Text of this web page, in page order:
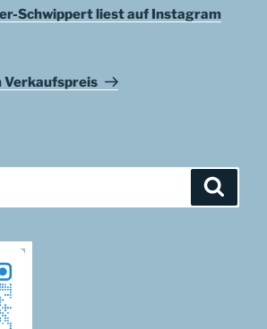
Schwippert liest auf Instagram
Verkaufspreis